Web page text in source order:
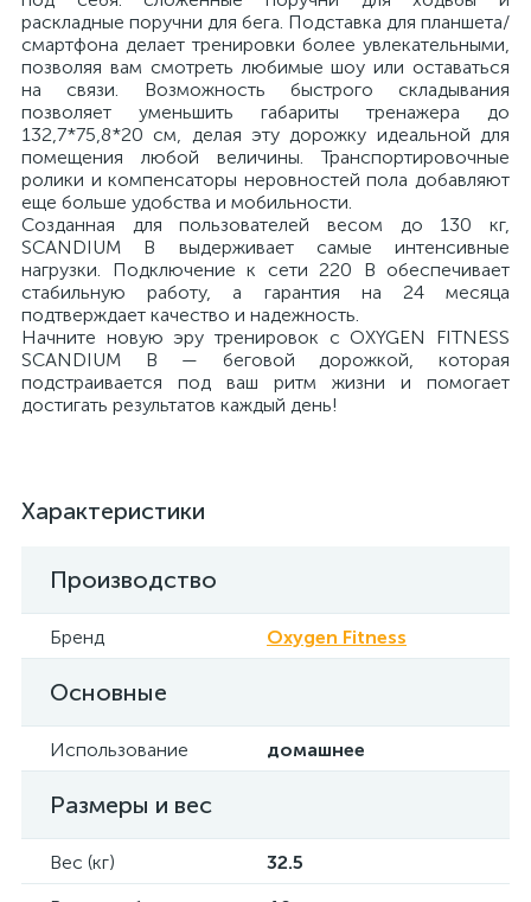
раскладные поручни для бега. Подставка для планшета/
смартфона делает тренировки более увлекательными,
позволяя вам смотреть любимые шоу или оставаться
на связи. Возможность быстрого складывания
позволяет уменьшить габариты тренажера до
132,7*75,8*20 см, делая эту дорожку идеальной для
помещения любой величины. Транспортировочные
ролики и компенсаторы неровностей пола добавляют
еще больше удобства и мобильности.
Созданная для пользователей весом до 130 кг,
SCANDIUM B выдерживает самые интенсивные
нагрузки. Подключение к сети 220 В обеспечивает
стабильную работу, а гарантия на 24 месяца
подтверждает качество и надежность.
Начните новую эру тренировок с OXYGEN FITNESS
SCANDIUM B — беговой дорожкой, которая
подстраивается под ваш ритм жизни и помогает
достигать результатов каждый день!
Характеристики
Производство
Бренд Oxygen Fitness
Основные
Использование домашнее
Размеры и вес
Вес (кг)
32.5